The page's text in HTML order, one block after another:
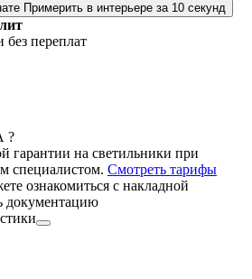
Примерить в интерьере за 10 секунд
без переплат
?
гарантии на светильники при
специалистом. Смотреть тарифы
ознакомиться с накладной
документацию